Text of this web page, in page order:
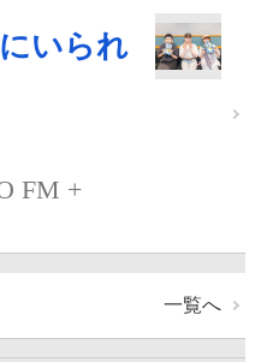
いられ
FM +
一覧へ